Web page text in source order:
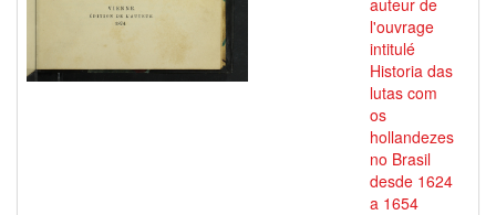
auteur de
l'ouvrage
intitulé
Historia das
lutas com
os
hollandezes
no Brasil
desde 1624
a 1654